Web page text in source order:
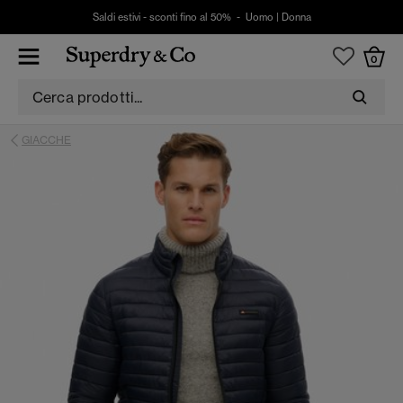
Saldi estivi - sconti fino al 50% - Uomo Donna
0
GIACCHE